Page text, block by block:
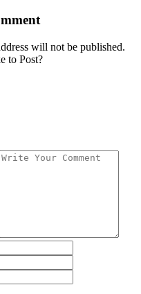
will not be published.
to Post?